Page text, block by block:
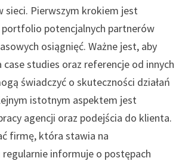
sieci. Pierwszym krokiem jest
portfolio potencjalnych partnerów
osiągnięć. Ważne jest, aby
case studies oraz referencje od innych
świadczyć o skuteczności działań
istotnym aspektem jest
agencji oraz podejścia do klienta.
firmę, która stawia na
informuje o postępach